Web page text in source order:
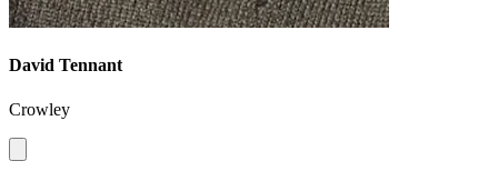
David Tennant
Crowley